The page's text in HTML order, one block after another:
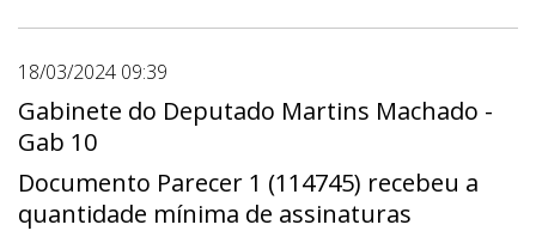
18/03/2024 09:39
Gabinete do Deputado Martins Machado -
Gab 10
Documento Parecer 1 (114745) recebeu a
quantidade mínima de assinaturas